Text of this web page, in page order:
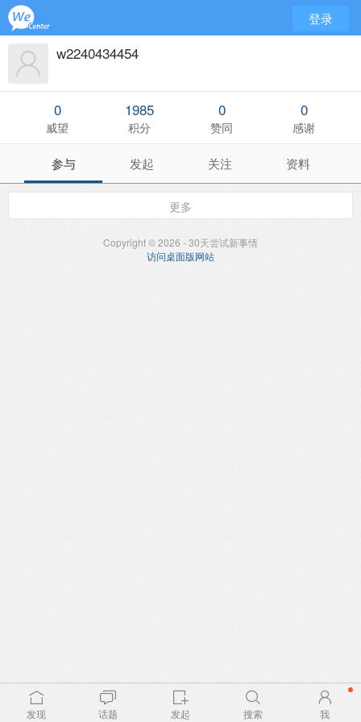
登录
w2240434454
0
威望
1985
积分
0
赞同
0
感谢
参与 发起 关注 资料
更多
Copyright © 2026 - 30天尝试新事情
访问桌面版网站
发现 话题 发起 搜索 我